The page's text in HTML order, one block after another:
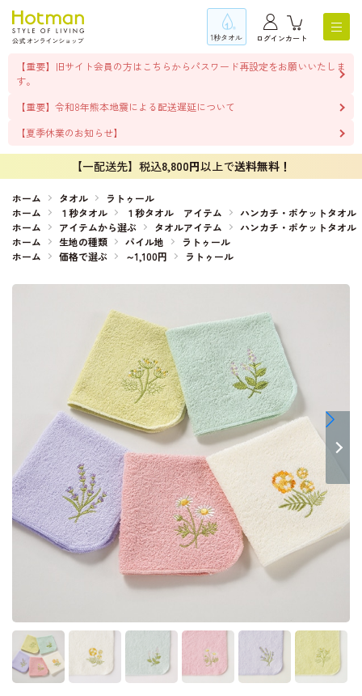
1秒タオル ログインカート
【重要】旧サイト会員の方はこちらからパスワード再設定をお願いいたしま
す。
【重要】令和8年熊本地震による配送遅延について
【夏季休業のお知らせ】
【一配送先】税込8,800円以上で送料無料！
ホーム タオル
ラトゥール
ホーム
１秒タオル １秒タオル アイテム
ハンカチ・ポケットタオル
ホーム
アイテムから選ぶ タオルアイテム
ハンカチ・ポケットタオル
ホーム
生地の種類 パイル地
ラトゥール
ホーム
価格で選ぶ ～1,100円 ラトゥール